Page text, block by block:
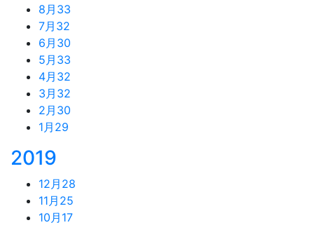
8月 33
7月 32
6月 30
5月 33
4月 32
3月 32
2月 30
1月 29
2019
12月 28
11月 25
10月 17